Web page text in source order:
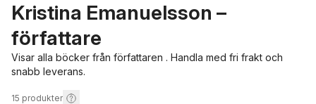
Kristina Emanuelsson –
författare
Visar alla böcker från författaren . Handla med fri frakt och
snabb leverans.
15 produkter